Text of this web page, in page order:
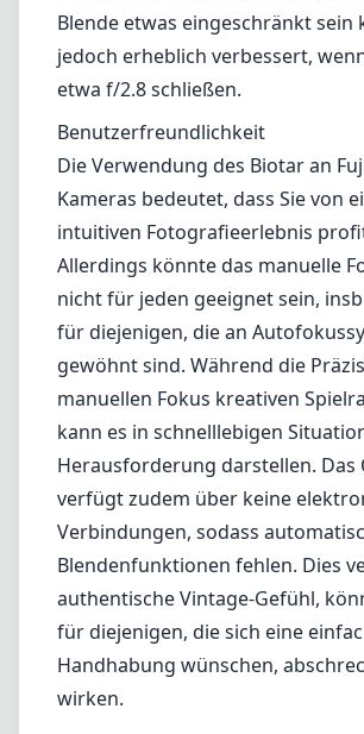
Optisch zeichnet sich dieses Objektiv durch
Charakter aus. Die maximal Blendenöffnung
hervorragende Leistungen bei schlechten
erzeugten Bilder weisen bei offener Blende
Weichzeichnung auf, zusammen mit einem
"wirbelnden" Bokeh, das viele Fotografen
insbesondere bei Porträts verzaubernd wirken
vor einem künstlerischen Hintergrund
erwähnenswert, dass die Schärfe an den
etwas eingeschränkt sein kann, sich jedoch
wenn Sie auf etwa f/2.8 schließen.
Benutzerfreundlichkeit
Die Verwendung des Biotar an Fujis X-Serie
dass Sie von einem intuitiven
Allerdings könnte das manuelle Fokussieren
sein, insbesondere für diejenigen, die an
sind. Während die Präzision des manuellen
Herausforderung darstellen. Das Objektiv
elektronischen Verbindungen, sodass
Blendenfunktionen fehlen. Dies verstärkt das
Gefühl, könnte jedoch für diejenigen, die sich
Handhabung wünschen, abschreckend wirken.
Vor- und Nachteile